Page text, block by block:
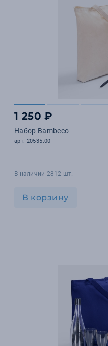
1 250 ₽
Набор Bambeco
арт. 20535.00
В наличии 2812 шт.
В корзину